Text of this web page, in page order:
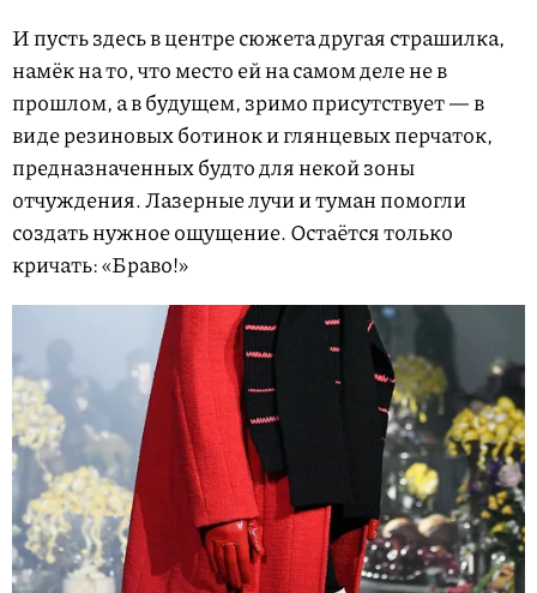
И пусть здесь в центре сюжета другая страшилка,
намёк на то, что место ей на самом деле не в
прошлом, а в будущем, зримо присутствует — в
виде резиновых ботинок и глянцевых перчаток,
предназначенных будто для некой зоны
отчуждения. Лазерные лучи и туман помогли
создать нужное ощущение. Остаётся только
кричать: «Браво!»